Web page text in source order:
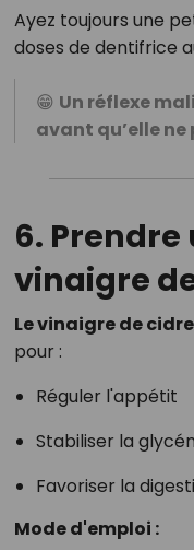
Ayez toujours une
doses de dentifrice
😁 Un réflexe
avant qu’elle ne
6.
vinaigre
Le vinaigre de cidre
pour :
Réguler l'appétit
Stabiliser la
Favoriser la
Mode d'emploi :